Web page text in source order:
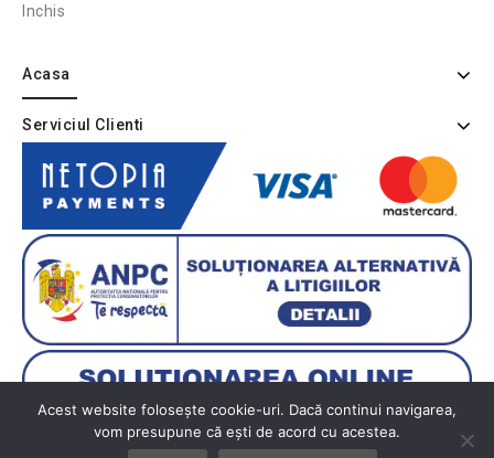
Inchis
Acasa
Serviciul Clienti
Acest website folosește cookie-uri. Dacă continui navigarea,
vom presupune că ești de acord cu acestea.